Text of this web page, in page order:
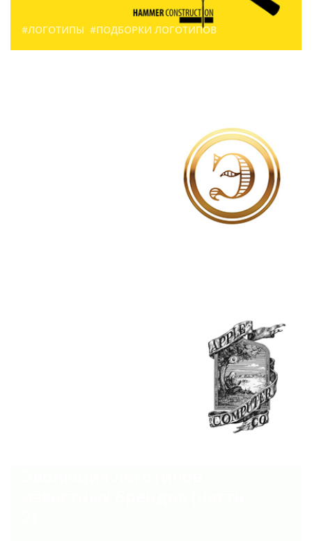
#ЛОГОТИПЫ #ПОДБОРКИ ЛОГОТИПОВ
#ПОДБОРКИ ЛОГОТИПОВ
#ЭВОЛЮЦИЯ ЛОГОТИПОВ